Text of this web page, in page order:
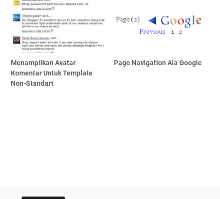
Menampilkan Avatar
Komentar Untuk Template
Non-Standart
Page Navigation Ala Google